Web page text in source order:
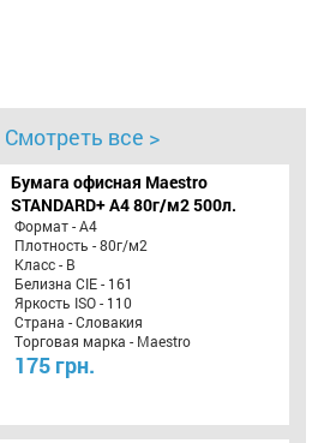
Смотреть все >
Бумага офисная Maestro
STANDARD+ А4 80г/м2 500л.
Формат - А4
Плотность - 80г/м2
Класс - B
Белизна CIE - 161
Яркость ISO - 110
Страна - Словакия
Торговая марка - Maestro
175 грн.